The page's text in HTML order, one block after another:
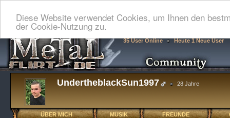
Diese Website verwendet Cookies, um Ihnen den
der Cookie-Nutzung zu.
35 User Online Heute 1 Neue User
UndertheblackSun1997 28 Jahre
ÜBER MICH MUSIK FREUNDE